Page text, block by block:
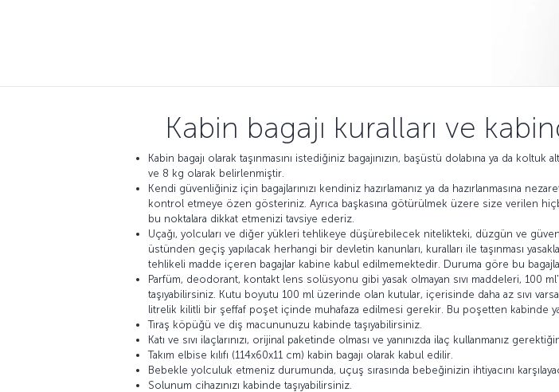
Kabin bagajı kuralları ve
Kabin bagajı olarak taşınmasını istediğiniz bagajınızın, başüstü dolabına ya da
ve 8 kg olarak belirlenmiştir.
Kendi güvenliğiniz için bagajlarınızı kendiniz hazırlamanız ya da hazırlanmasına
kontrol etmeye özen gösteriniz. Ayrıca başkasına götürülmek üzere size verilen
bu noktalara dikkat etmenizi tavsiye ederiz.
Uçağı, yolcuları ve diğer yükleri tehlikeye düşürebilecek nitelikteki, düzgün ve güvenli
üstünden geçiş yapılacak herhangi bir devletin kanunları, kuralları ile taşınması
tehlikeli madde içeren bagajlar kabine kabul edilmemektedir. Duruma göre bu
Parfüm, deodorant, kontakt lens solüsyonu gibi yasak olmayan sıvı maddeleri, 100
taşıyabilirsiniz. Kutu boyutu 100 ml üzerinde olan kutular, içerisinde daha az sıvı varsa
litrelik kilitli bir şeffaf poşet içinde muhafaza edilmesi gerekir. Bu poşetten kabinde
Tıraş köpüğü ve diş macununuzu kabinde taşıyabilirsiniz.
Katı ve sıvı ilaçlarınızı, orijinal paketinde olması ve yanınızda ilaç kullanmanız
Takım elbise kılıfı (114x60x11 cm) kabin bagajı olarak kabul edilir.
Bebekle yolculuk etmeniz durumunda, uçuş sırasında bebeğinizin ihtiyacını
Solunum cihazınızı kabinde taşıyabilirsiniz.